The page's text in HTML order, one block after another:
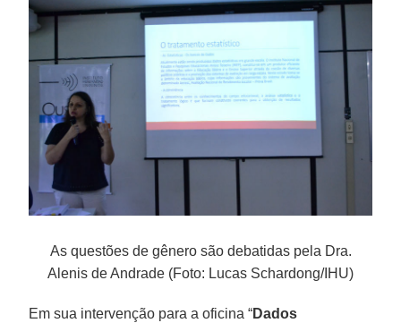
As questões de gênero são debatidas pela Dra.
Alenis de Andrade (Foto: Lucas Schardong/IHU)
Em sua intervenção para a oficina “Dados